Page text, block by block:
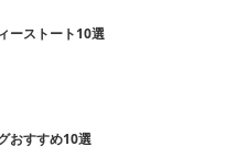
ーストート10選
おすすめ10選